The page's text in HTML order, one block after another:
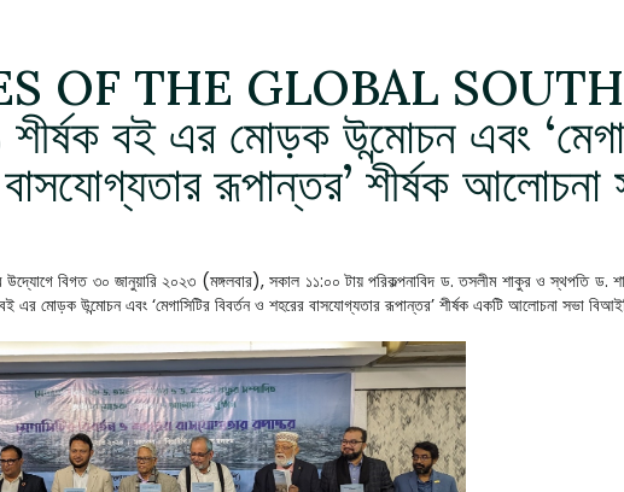
OF THE GLOBAL
বই এর মোড়ক উন্মোচন এবং
রূপান্তর’ শীর্ষক আলোচনা
উদ্যোগে বিগত ৩০ জানুয়ারি ২০২৩ (মঙ্গলবার), সকাল ১১:০০ টায় পরিকল্পনাবিদ ড. তসলীম শাকুর ও
উন্মোচন এবং ‘মেগাসিটির বিবর্তন ও শহরের বাসযোগ্যতার রূপান্তর’ শীর্ষক একটি আলোচনা সভা